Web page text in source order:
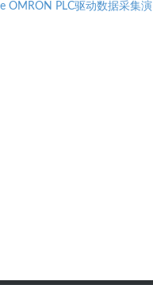
OMRON PLC驱动数据采集演